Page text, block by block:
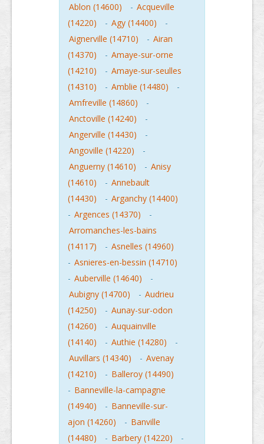
Ablon (14600)
- Acqueville
(14220)
- Agy (14400)
-
Aignerville (14710)
- Airan
(14370)
- Amaye-sur-orne
(14210)
- Amaye-sur-seulles
(14310)
- Amblie (14480)
-
Amfreville (14860)
-
Anctoville (14240)
-
Angerville (14430)
-
Angoville (14220)
-
Anguerny (14610)
- Anisy
(14610)
- Annebault
(14430)
- Arganchy (14400)
- Argences (14370)
-
Arromanches-les-bains
(14117)
- Asnelles (14960)
- Asnieres-en-bessin (14710)
- Auberville (14640)
-
Aubigny (14700)
- Audrieu
(14250)
- Aunay-sur-odon
(14260)
- Auquainville
(14140)
- Authie (14280)
-
Auvillars (14340)
- Avenay
(14210)
- Balleroy (14490)
- Banneville-la-campagne
(14940)
- Banneville-sur-
ajon (14260)
- Banville
(14480)
- Barbery (14220)
-